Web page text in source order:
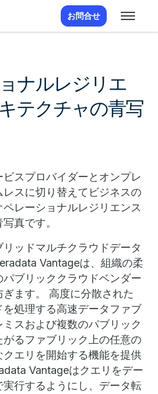
お問合せ
ナルレジリエ
テクチャの青写
スプロバイダーとオンプレ
レスに切り替えてビジネスの
レーショナルレジリエンス
真です。
ッドマルチクラウドデータ
Vantageは、組織の柔
ブリッククラウドベンダー
ます。 高度に分散された
処理する高速データファブ
スおよび複数のパブリック
るファブリック上の任意の
エリを開始する機能を提供
Vantageはクエリをデー
行するようにし、データ転